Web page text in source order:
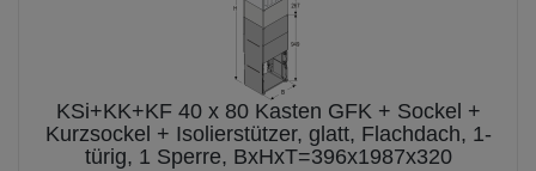
KSi+KK+KF 40 x 80 Kasten GFK + Sockel +
Kurzsockel + Isolierstützer, glatt, Flachdach, 1-
türig, 1 Sperre, BxHxT=396x1987x320